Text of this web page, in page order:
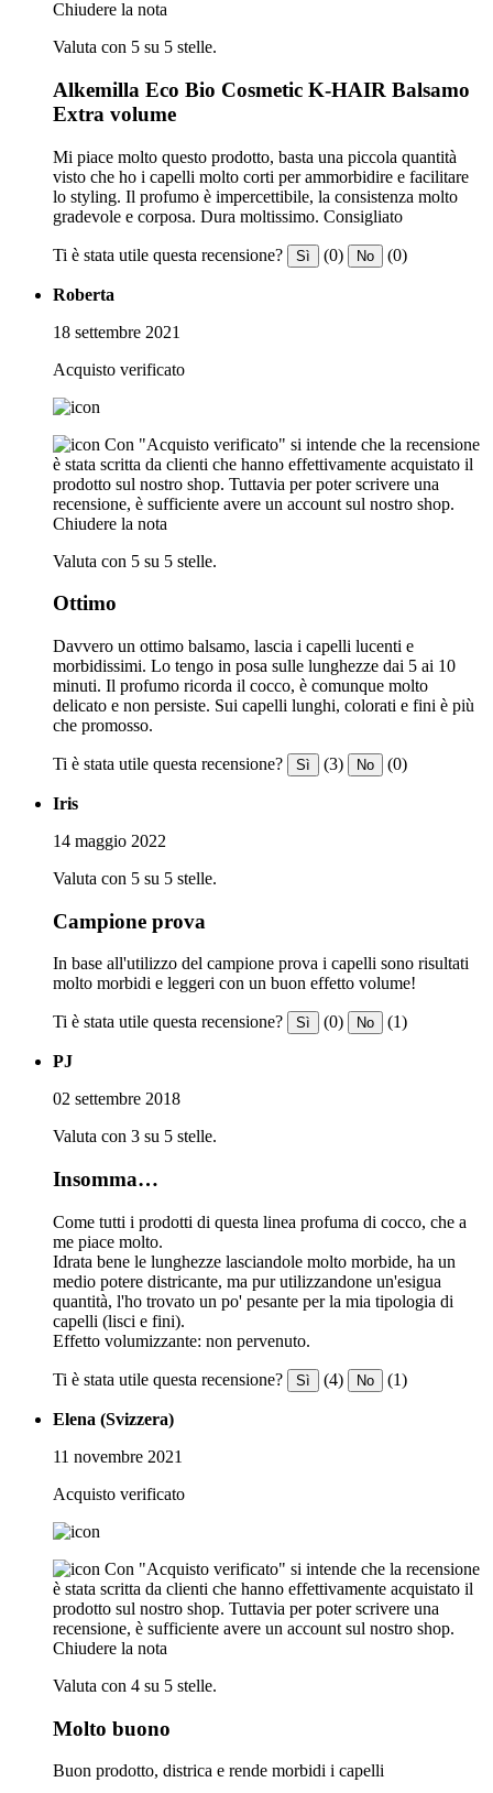
Chiudere la nota
Valuta con 5 su 5 stelle.
Alkemilla Eco Bio Cosmetic K-HAIR Balsamo
Extra volume
Mi piace molto questo prodotto, basta una piccola quantità
visto che ho i capelli molto corti per ammorbidire e facilitare
lo styling. Il profumo è impercettibile, la consistenza molto
gradevole e corposa. Dura moltissimo. Consigliato
Ti è stata utile questa recensione? Sì (0) No (0)
Roberta
18 settembre 2021
Acquisto verificato
Con "Acquisto verificato" si intende che la recensione
è stata scritta da clienti che hanno effettivamente acquistato il
prodotto sul nostro shop. Tuttavia per poter scrivere una
recensione, è sufficiente avere un account sul nostro shop.
Chiudere la nota
Valuta con 5 su 5 stelle.
Ottimo
Davvero un ottimo balsamo, lascia i capelli lucenti e
morbidissimi. Lo tengo in posa sulle lunghezze dai 5 ai 10
minuti. Il profumo ricorda il cocco, è comunque molto
delicato e non persiste. Sui capelli lunghi, colorati e fini è più
che promosso.
Ti è stata utile questa recensione? Sì (3) No (0)
Iris
14 maggio 2022
Valuta con 5 su 5 stelle.
Campione prova
In base all'utilizzo del campione prova i capelli sono risultati
molto morbidi e leggeri con un buon effetto volume!
Ti è stata utile questa recensione? Sì (0) No (1)
PJ
02 settembre 2018
Valuta con 3 su 5 stelle.
Insomma…
Come tutti i prodotti di questa linea profuma di cocco, che a
me piace molto.
Idrata bene le lunghezze lasciandole molto morbide, ha un
medio potere districante, ma pur utilizzandone un'esigua
quantità, l'ho trovato un po' pesante per la mia tipologia di
capelli (lisci e fini).
Effetto volumizzante: non pervenuto.
Ti è stata utile questa recensione? Sì (4) No (1)
Elena (Svizzera)
11 novembre 2021
Acquisto verificato
Con "Acquisto verificato" si intende che la recensione
è stata scritta da clienti che hanno effettivamente acquistato il
prodotto sul nostro shop. Tuttavia per poter scrivere una
recensione, è sufficiente avere un account sul nostro shop.
Chiudere la nota
Valuta con 4 su 5 stelle.
Molto buono
Buon prodotto, districa e rende morbidi i capelli